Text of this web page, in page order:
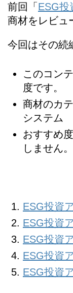
前回「 ESG投
商材をレビュ
今回はその続
このコン
度です。
商材のカ
システム
おすす
しません。
ESG投資
ESG投資
ESG投資
ESG投資
ESG投資